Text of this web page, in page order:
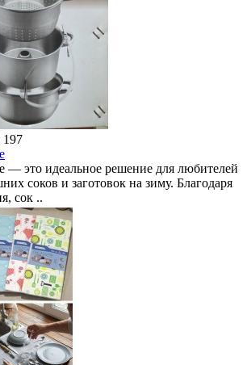
197
— это идеальное решение для любителей
соков и заготовок на зиму. Благодаря
сок ..